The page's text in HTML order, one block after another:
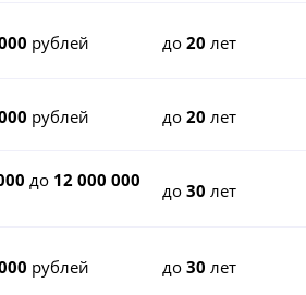
рублей до20 лет
рублей до20 лет
до 12 000 000
до30 лет
рублей до30 лет